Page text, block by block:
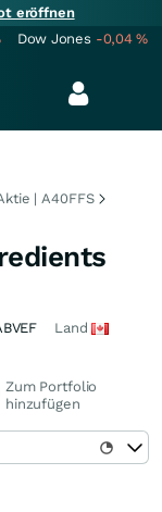
eröffnen
Dow Jones -0,04%
| A40FFS
Land
Zum Portfolio
hinzufügen